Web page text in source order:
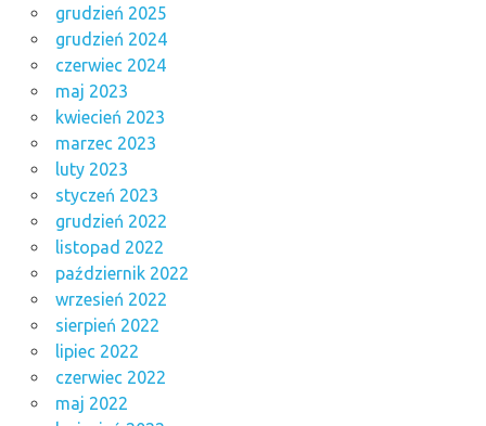
grudzień 2025
grudzień 2024
czerwiec 2024
maj 2023
kwiecień 2023
marzec 2023
luty 2023
styczeń 2023
grudzień 2022
listopad 2022
październik 2022
wrzesień 2022
sierpień 2022
lipiec 2022
czerwiec 2022
maj 2022